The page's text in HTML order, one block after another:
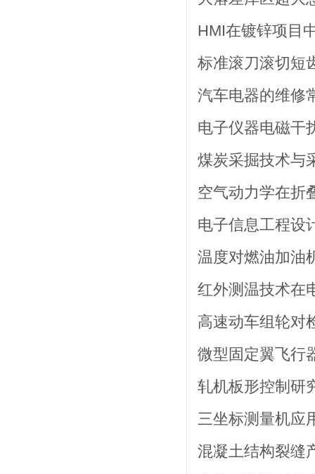
HMI在镀锌项目
标准滚刀滚切短
汽车电器的维修
电子仪器电磁干
煤炭采掘技术与
空气动力学在折
电子信息工程设
温度对燃油加油
红外测温技术在
高速动车组轮对
微型固定翼飞行
轧机板形控制研
三坐标测量机应
混凝土结构裂缝